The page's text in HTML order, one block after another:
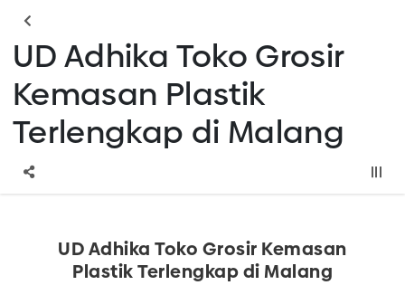
UD Adhika Toko Grosir
Kemasan Plastik
Terlengkap di Malang
UD Adhika Toko Grosir Kemasan
Plastik Terlengkap di Malang